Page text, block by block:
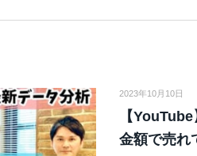
2023年10月10日
【
金額で売れ